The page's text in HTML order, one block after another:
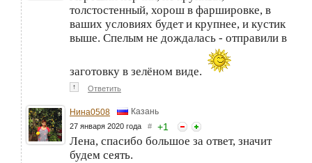
толстостенный, хорош в фаршировке, в
ваших условиях будет и крупнее, и кустик
выше. Спелым не дождалась - отправили в
заготовку в зелёном виде.
↑ Ответить
Нина0508 Казань
27 января 2020 года # +1
Лена, спасибо большое за ответ, значит
будем сеять.